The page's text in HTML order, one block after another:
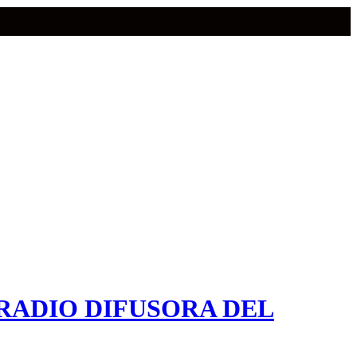
DIFUSORA DEL